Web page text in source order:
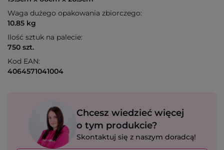
Waga dużego opakowania zbiorczego:
10.85 kg
Ilość sztuk na palecie:
750 szt.
Kod EAN:
4064571041004
Chcesz wiedzieć więcej
o tym produkcie?
Skontaktuj się z naszym doradcą!